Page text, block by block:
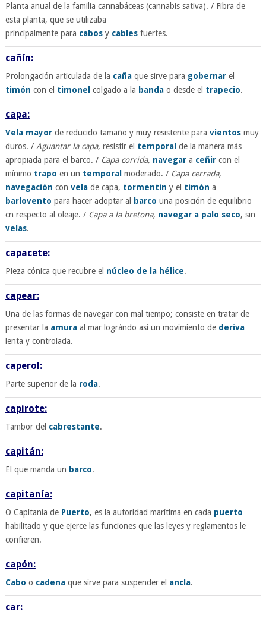
Planta anual de la familia cannabáceas (cannabis sativa). / Fibra de
esta planta, que se utilizaba
principalmente para cabosy cablesfuertes.
cañín:
Prolongación articulada de la cañaque sirve para gobernarel
timón con el timonel colgado a la bandao desde el trapecio.
capa:
Vela mayorde reducido tamaño y muy resistente para vientosmuy
duros. / Aguantar la capa, resistir el temporal de la manera más
apropiada para el barco. / Capa corrida, navegara ceñircon el
mínimo trapo en un temporal moderado. / Capa cerrada,
navegación con velade capa, tormentín y el timón a
barlovento para hacer adoptar al barco una posición de equilibrio
cn respecto al oleaje. / Capa a la bretona, navegar a palo seco, sin
velas.
capacete:
Pieza cónica que recubre el núcleo de la hélice.
capear:
Una de las formas de navegar con mal tiempo; consiste en tratar de
presentar la amuraal mar lográndo así un movimiento de deriva
lenta y controlada.
caperol:
Parte superior de la roda.
capirote:
Tambor del cabrestante.
capitán:
El que manda un barco.
capitanía:
O Capitanía de Puerto, es la autoridad marítima en cada puerto
habilitado y que ejerce las funciones que las leyes y reglamentos le
confieren.
capón:
Cabo o cadenaque sirve para suspender el ancla.
car: